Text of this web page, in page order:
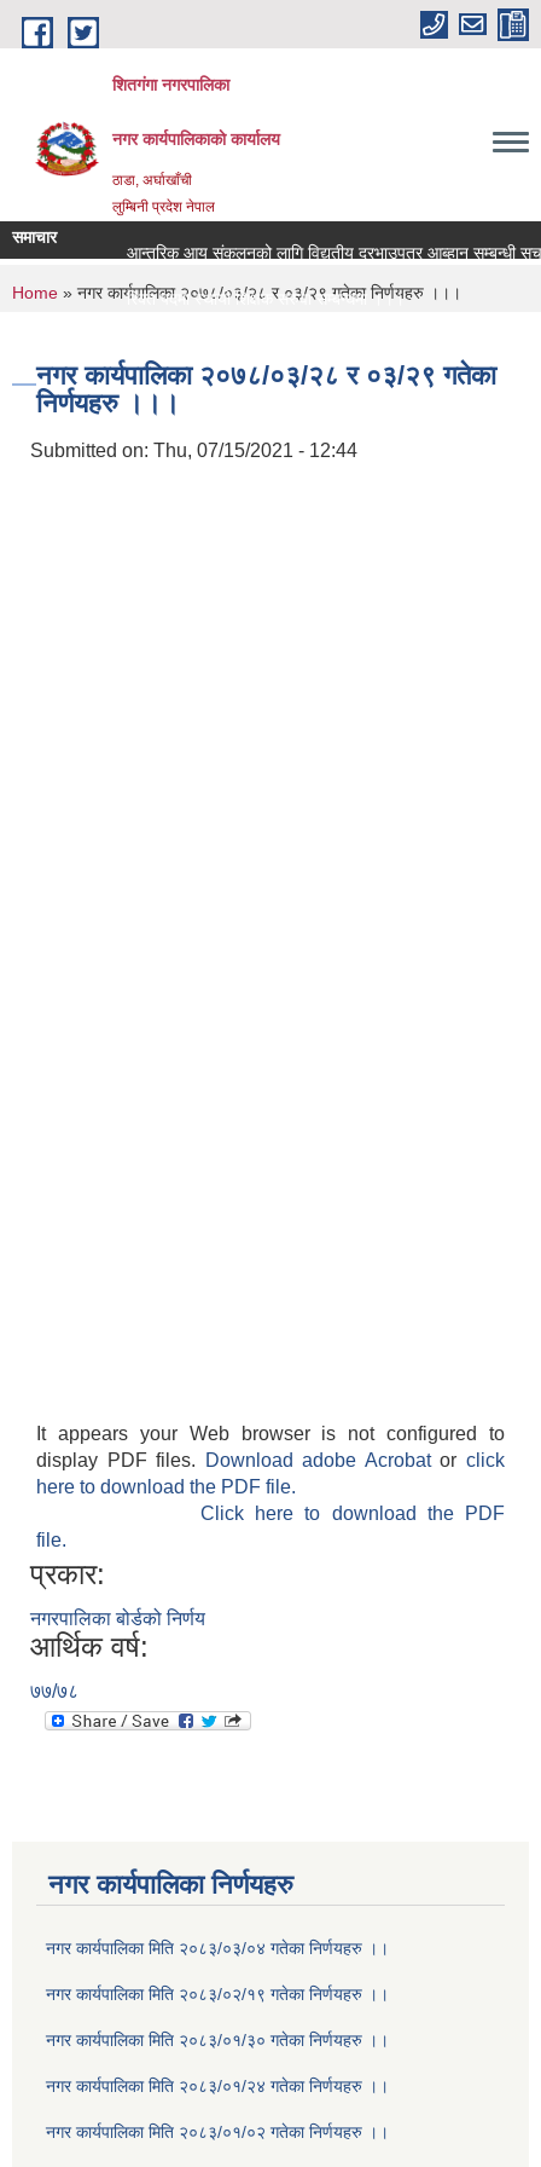
Skip to main content
शितगंगा नगरपालिका
नगर कार्यपालिकाकाे कार्यालय
ठाडा, अर्घाखाँची
लुम्बिनी प्रदेश नेपाल
समाचार
आन्तरिक आय संकलनको लागि विद्युतीय दरभाउपत्र आब्हान सम्बन्धी
रिक्त पदमा स्थायी शिक्षक सरुवा सम्बन्धमा ।।।
You are here
Home » नगर कार्यपालिका २०७८/०३/२८ र ०३/२९ गतेका निर्णयहरु ।।।
नगर कार्यपालिका २०७८/०३/२८ र ०३/२९ गतेका
निर्णयहरु ।।।
Submitted on: Thu, 07/15/2021 - 12:44
It appears your Web browser is not configured to
display PDF files.
Download adobe Acrobatorclick
here to download the PDF file.
Click here to download the PDF
file.
प्रकार:
नगरपालिका बोर्डको निर्णय
आर्थिक वर्ष:
७७/७८
नगर कार्यपालिका निर्णयहरु
नगर कार्यपालिका मिति २०८३/०३/०४ गतेका निर्णयहरु ।।
नगर कार्यपालिका मिति २०८३/०२/१९ गतेका निर्णयहरु ।।
नगर कार्यपालिका मिति २०८३/०१/३० गतेका निर्णयहरु ।।
नगर कार्यपालिका मिति २०८३/०१/२४ गतेका निर्णयहरु ।।
नगर कार्यपालिका मिति २०८३/०१/०२ गतेका निर्णयहरु ।।